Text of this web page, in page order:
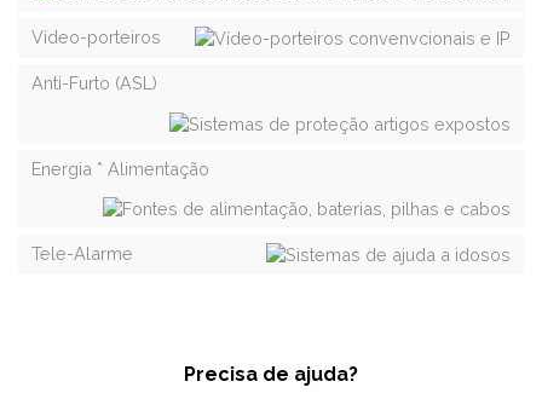
Vídeo-porteiros
Anti-Furto (ASL)
Energia * Alimentação
Tele-Alarme
Precisa de ajuda?